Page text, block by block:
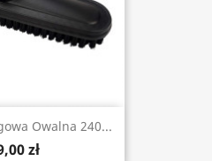
Owalna 240...
zł